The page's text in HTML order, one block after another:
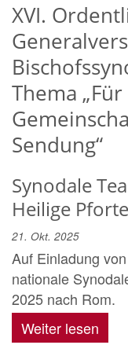
XVI.
Thema
Sendung“
Synodale
Heilige Pforte
21. Okt. 2025
Auf Einladung
nationale
2025 nach Rom.
Weiter lesen